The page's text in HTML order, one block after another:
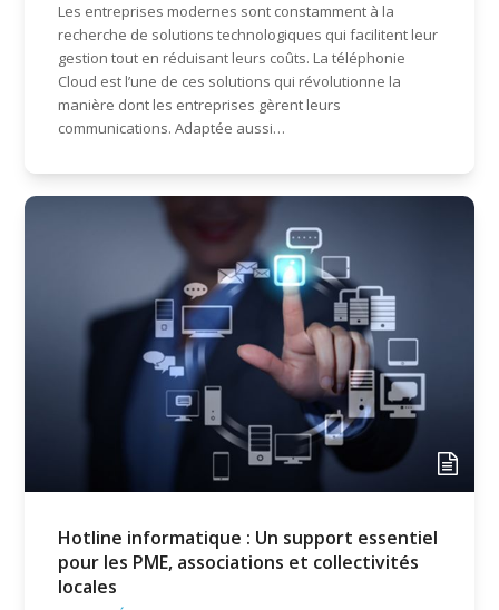
Les entreprises modernes sont constamment à la
recherche de solutions technologiques qui facilitent leur
gestion tout en réduisant leurs coûts. La téléphonie
Cloud est l’une de ces solutions qui révolutionne la
manière dont les entreprises gèrent leurs
communications. Adaptée aussi…
Hotline informatique : Un support essentiel
pour les PME, associations et collectivités
locales